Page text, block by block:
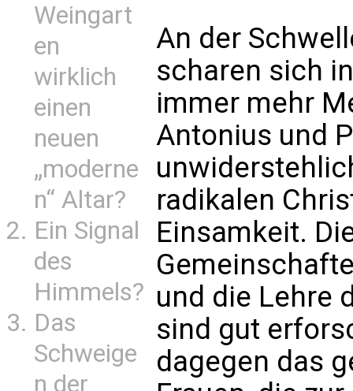
Weingart
en
wirklich
einen
neuen
„moderne
n“ Altar?
Ein Signal
des
Himmels?
Das
Schweige
n der
An der
scharen sich
immer mehr
Antonius und
radikalen
Einsamkeit.
und die Lehre
sind gut
dagegen das